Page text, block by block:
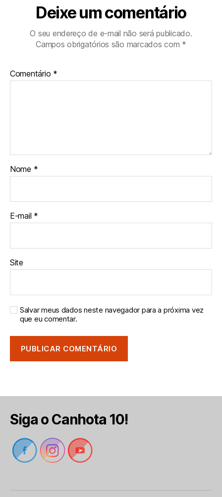
Deixe um comentário
O seu endereço de e-mail não será publicado.
Campos obrigatórios são marcados com *
Comentário *
Nome *
E-mail *
Site
Salvar meus dados neste navegador para a próxima vez
que eu comentar.
Siga o Canhota 10!